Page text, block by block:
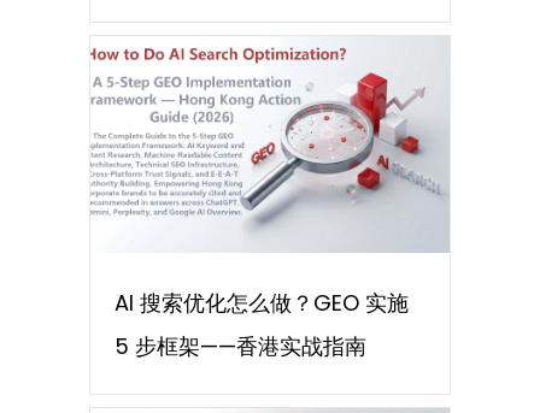
AI 搜索优化怎么做？GEO 实施
5 步框架——香港实战指南